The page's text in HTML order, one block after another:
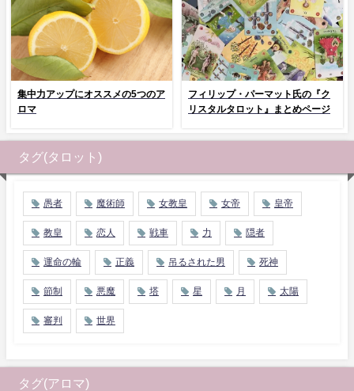
集中力アップにオススメの5つのア
ロマ
フィリップ・パーマット氏の『ク
リスタルタロット』まとめページ
タグ(タロット)
愚者 魔術師 女教皇 女帝 皇帝
教皇 恋人 戦車 力 隠者
運命の輪 正義 吊るされた男 死神
節制 悪魔 塔 星 月 太陽
審判 世界
タグ(アロマ)